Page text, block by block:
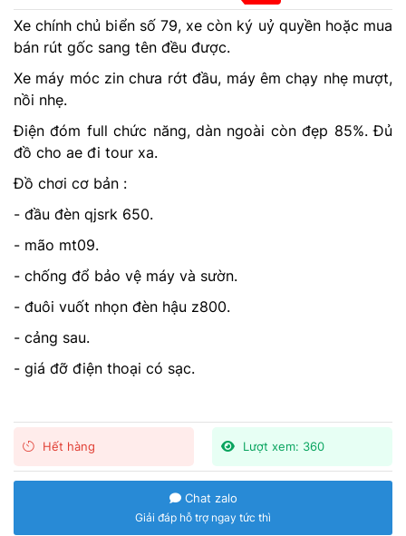
Xe chính chủ biển số 79, xe còn ký uỷ quyền hoặc mua
bán rút gốc sang tên đều được.
Xe máy móc zin chưa rớt đầu, máy êm chạy nhẹ mượt,
nồi nhẹ.
Điện đóm full chức năng, dàn ngoài còn đẹp 85%. Đủ
đồ cho ae đi tour xa.
Đồ chơi cơ bản :
- đầu đèn qjsrk 650.
- mão mt09.
- chống đổ bảo vệ máy và sườn.
- đuôi vuốt nhọn đèn hậu z800.
- cảng sau.
- giá đỡ điện thoại có sạc.
Hết hàng Lượt xem: 360
Chat zalo
Giải đáp hỗ trợ ngay tức thì